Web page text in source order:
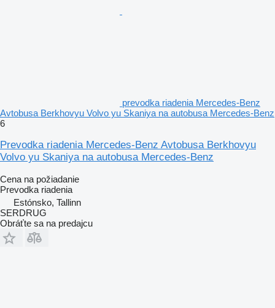
prevodka riadenia Mercedes-Benz
Avtobusa Berkhovyu Volvo yu Skaniya na autobusa Mercedes-Benz
6
Prevodka riadenia Mercedes-Benz Avtobusa Berkhovyu
Volvo yu Skaniya na autobusa Mercedes-Benz
Cena na požiadanie
Prevodka riadenia
Estónsko, Tallinn
SERDRUG
Obráťte sa na predajcu